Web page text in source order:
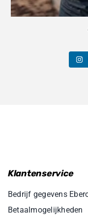
Klantenservice
Bedrijf gegevens
Betaalmogelijkheden